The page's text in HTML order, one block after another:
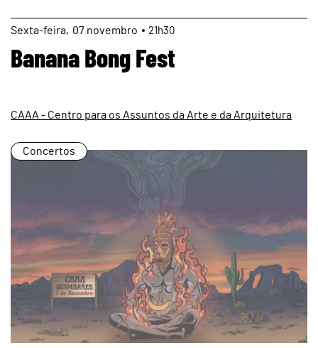
page
07 novembro
Sexta 21h30
Banana Bong Fest
CAAA - Centro para os Assuntos da Arte e da Arquitetura
Concertos